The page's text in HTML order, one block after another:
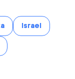
Israel